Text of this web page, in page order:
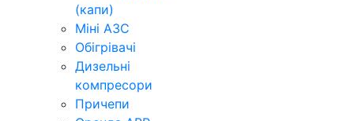
(капи)
Міні АЗС
Обігрівачі
Дизельні
компресори
Причепи